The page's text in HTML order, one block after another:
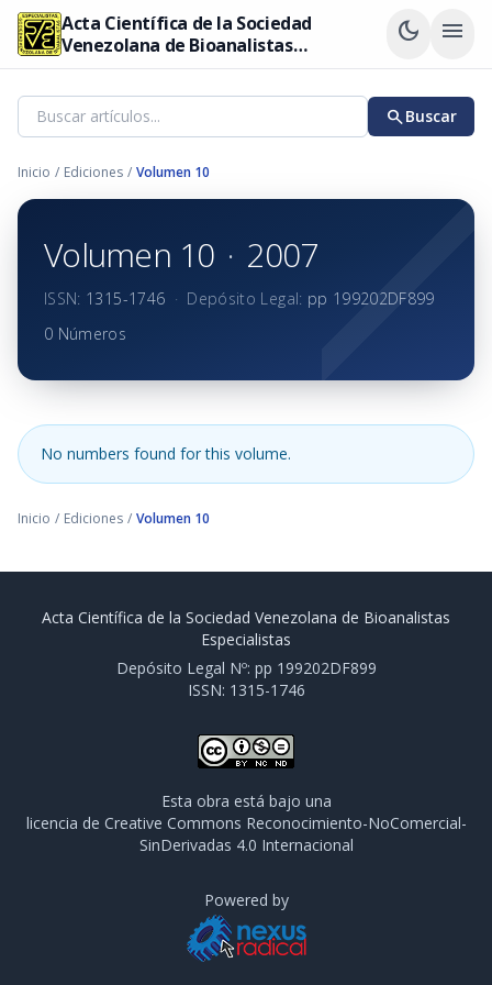
Acta Científica de la Sociedad
Venezolana de Bioanalistas
Especialistas
dark_mode menu
searchBuscar
Inicio / Ediciones / Volumen 10
Volumen 10 · 2007
ISSN: 1315-1746 · Depósito Legal: pp 199202DF899
0 Números
No numbers found for this volume.
Inicio / Ediciones / Volumen 10
Acta Científica de la Sociedad Venezolana de Bioanalistas
Especialistas
Depósito Legal Nº: pp 199202DF899
ISSN: 1315-1746
Esta obra está bajo una
licencia de Creative Commons Reconocimiento-NoComercial-
SinDerivadas 4.0 Internacional
Powered by